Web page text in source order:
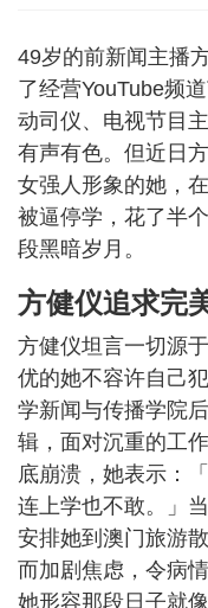
49岁的前新闻主播
了经营YouTube频
动司仪、电视节目
有声有色。但近日
女强人形象的她，
被逼停学，花了半
段黑暗岁月。
方健仪追求完
方健仪坦言一切源
优的她不容许自己
学新闻与传播学院
辑，面对沉重的工
底崩溃，她表示：
连上学也不敢。」
安排她到澳门旅游
而加剧焦虑，令病
她形容那段日子就